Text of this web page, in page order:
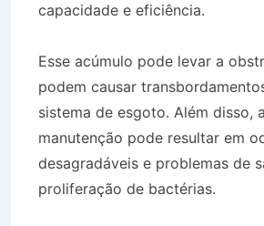
capacidade e eficiência.
Esse acúmulo pode levar a
podem causar
sistema de esgoto. Além disso,
manutenção pode resultar em
desagradáveis e problemas de
proliferação de bactérias.